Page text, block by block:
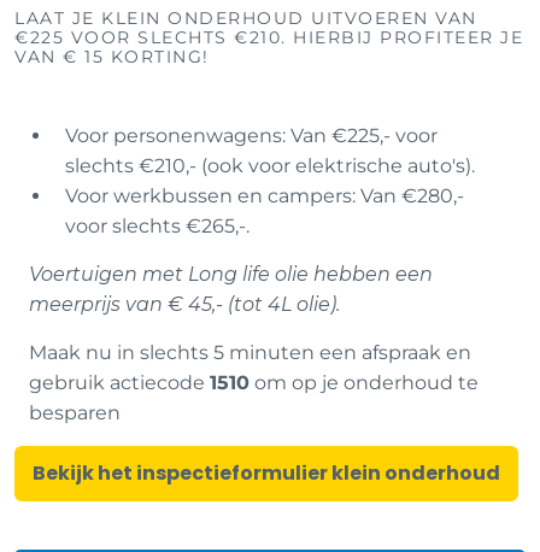
LAAT JE KLEIN ONDERHOUD UITVOEREN VAN
€225 VOOR SLECHTS €210. HIERBIJ PROFITEER JE
VAN € 15 KORTING!
Voor personenwagens: Van €225,- voor
slechts €210,- (ook voor elektrische auto's).
Voor werkbussen en campers: Van €280,-
voor slechts €265,-.
Voertuigen met Long life olie hebben een
meerprijs van € 45,- (tot 4L olie).
Maak nu in slechts 5 minuten een afspraak en
gebruik actiecode1510 om op je onderhoud te
besparen
Bekijk het inspectieformulier klein onderhoud